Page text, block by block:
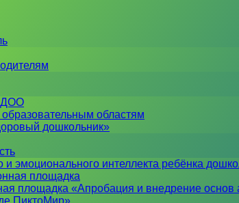
ДОО
областям
дошкольник»
и эмоционального интеллекта ребёнка
площадка
площадка «Апробация и внедрение
ПиктоМир»